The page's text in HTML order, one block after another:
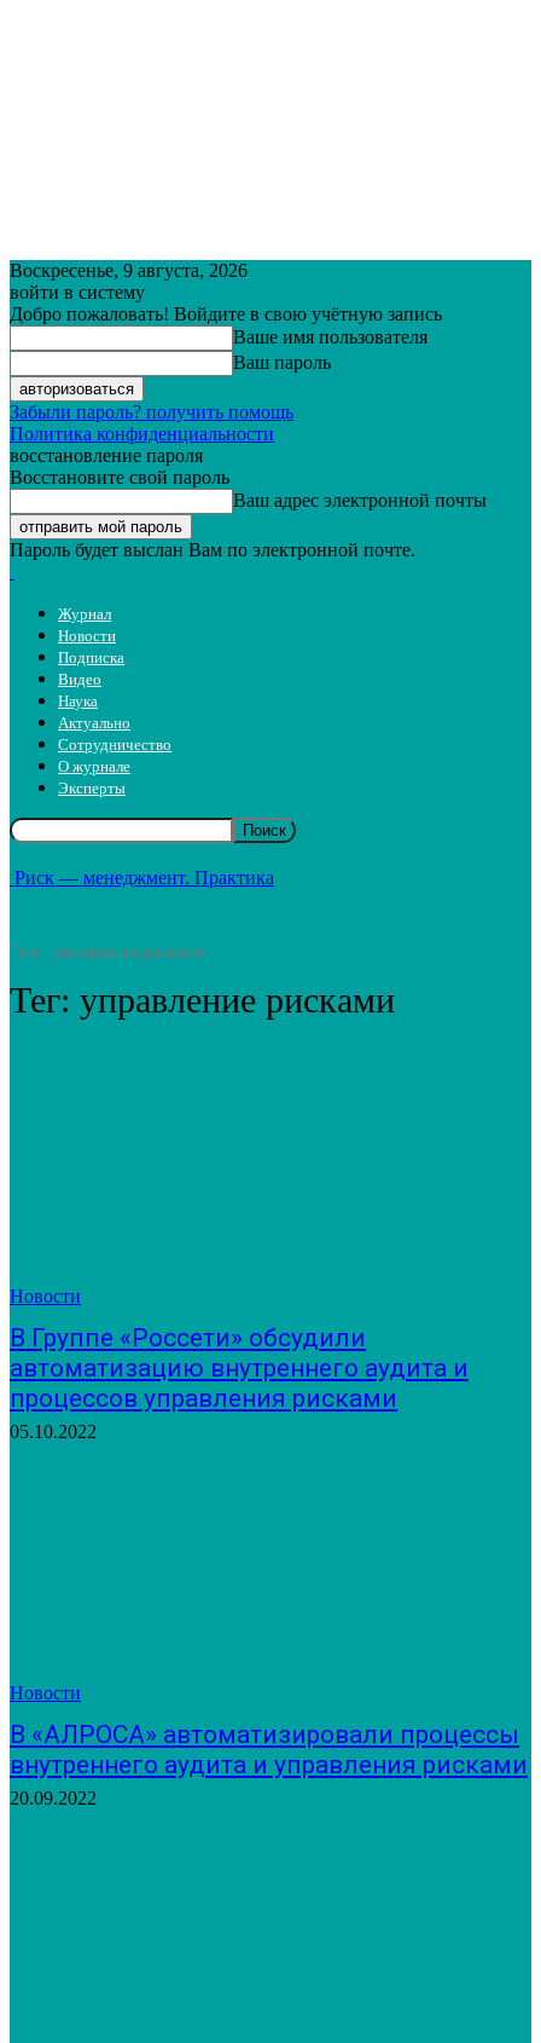
Воскресенье, 9 августа, 2026
войти в систему
Добро пожаловать! Войдите в свою учётную запись
Ваше имя пользователя
Ваш пароль
Забыли пароль? получить помощь
Политика конфиденциальности
восстановление пароля
Восстановите свой пароль
Ваш адрес электронной почты
Пароль будет выслан Вам по электронной почте.
Журнал
Новости
Подписка
Видео
Наука
Актуально
Сотрудничество
О журнале
Эксперты
Риск — менеджмент. Практика
Теги управление рисками
Тег: управление рисками
Новости
В Группе «Россети» обсудили
автоматизацию внутреннего аудита и
процессов управления рисками
05.10.2022
Новости
В «АЛРОСА» автоматизировали процессы
внутреннего аудита и управления рисками
20.09.2022